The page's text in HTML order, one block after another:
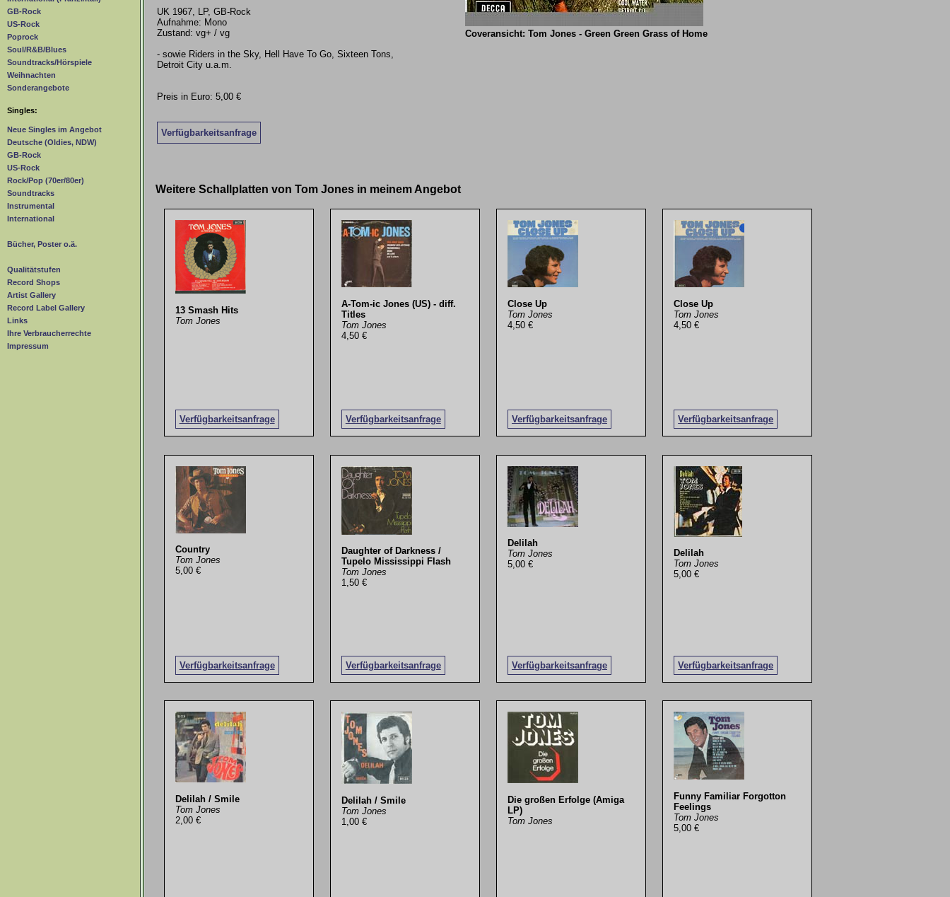
GB-Rock
US-Rock
Poprock
Soul/R&B/Blues
Soundtracks/Hörspiele
Weihnachten
Sonderangebote
Singles:
Neue Singles im Angebot
Deutsche (Oldies, NDW)
GB-Rock
US-Rock
Rock/Pop (70er/80er)
Soundtracks
Instrumental
International
Bücher, Poster o.ä.
Qualitätstufen
Record Shops
Artist Gallery
Record Label Gallery
Links
Ihre Verbraucherrechte
Impressum
UK 1967, LP, GB-Rock
Aufnahme: Mono
Zustand: vg+ / vg
- sowie Riders in the Sky, Hell Have To Go, Sixteen Tons,
Detroit City u.a.m.
Preis in Euro: 5,00 €
Verfügbarkeitsanfrage
Coveransicht: Tom Jones - Green Green Grass of Home
Weitere Schallplatten von Tom Jones in meinem Angebot
13 Smash Hits
Tom Jones
Verfügbarkeitsanfrage
A-Tom-ic Jones (US) - diff.
Titles
Tom Jones
4,50 €
Verfügbarkeitsanfrage
Close Up
Tom Jones
4,50 €
Verfügbarkeitsanfrage
Close Up
Tom Jones
4,50 €
Verfügbarkeitsanfrage
Country
Tom Jones
5,00 €
Verfügbarkeitsanfrage
Daughter of Darkness /
Tupelo Mississippi Flash
Tom Jones
1,50 €
Verfügbarkeitsanfrage
Delilah
Tom Jones
5,00 €
Verfügbarkeitsanfrage
Delilah
Tom Jones
5,00 €
Verfügbarkeitsanfrage
Delilah / Smile
Tom Jones
2,00 €
Delilah / Smile
Tom Jones
1,00 €
Die großen Erfolge (Amiga
LP)
Tom Jones
Funny Familiar Forgotton
Feelings
Tom Jones
5,00 €